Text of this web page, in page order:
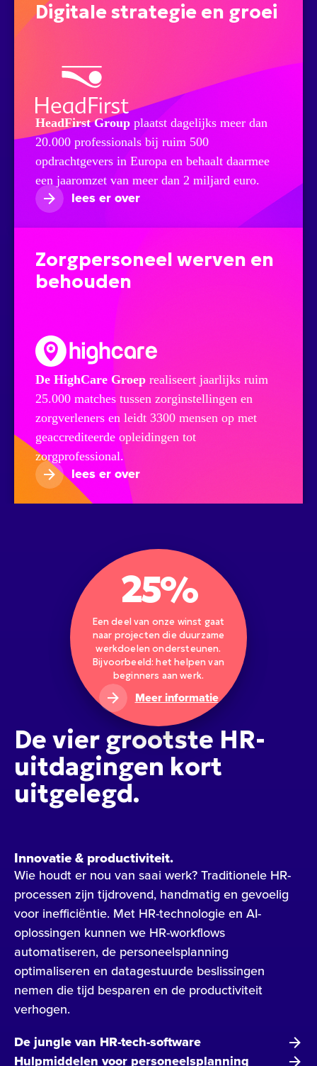
Digitale strategie en groei
HeadFirst Group plaatst dagelijks meer dan
20.000 professionals bij ruim 500
opdrachtgevers in Europa en behaalt daarmee
een jaaromzet van meer dan 2 miljard euro.
lees er over
Zorgpersoneel werven en
behouden
De HighCare Groep realiseert jaarlijks ruim
25.000 matches tussen zorginstellingen en
zorgverleners en leidt 3300 mensen op met
geaccrediteerde opleidingen tot
zorgprofessional.
lees er over
De vier grootste HR-
uitdagingen kort
uitgelegd.
25%
Een deel van onze winst gaat
naar projecten die duurzame
werkdoelen ondersteunen.
Bijvoorbeeld: het helpen van
beginners aan werk.
Meer informatie
Innovatie & productiviteit.
Wie houdt er nou van saai werk? Traditionele HR-
processen zijn tijdrovend, handmatig en gevoelig
voor inefficiëntie. Met HR-technologie en AI-
oplossingen kunnen we HR-workflows
automatiseren, de personeelsplanning
optimaliseren en datagestuurde beslissingen
nemen die tijd besparen en de productiviteit
verhogen.
De jungle van HR-tech-software
Hulpmiddelen voor personeelsplanning